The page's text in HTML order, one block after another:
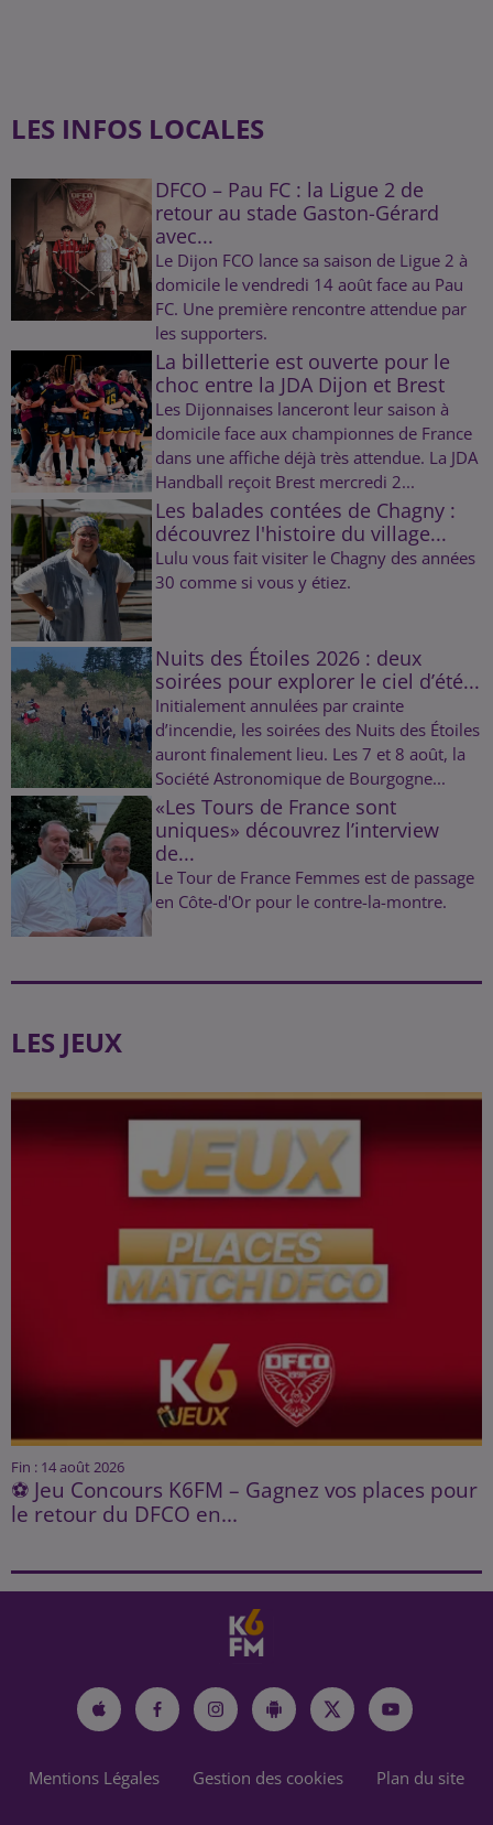
LES INFOS LOCALES
DFCO – Pau FC : la Ligue 2 de
retour au stade Gaston-Gérard
avec...
Le Dijon FCO lance sa saison de Ligue 2 à
domicile le vendredi 14 août face au Pau
FC. Une première rencontre attendue par
les supporters.
La billetterie est ouverte pour le
choc entre la JDA Dijon et Brest
Les Dijonnaises lanceront leur saison à
domicile face aux championnes de France
dans une affiche déjà très attendue. La JDA
Handball reçoit Brest mercredi 2...
Les balades contées de Chagny :
découvrez l'histoire du village...
Lulu vous fait visiter le Chagny des années
30 comme si vous y étiez.
Nuits des Étoiles 2026 : deux
soirées pour explorer le ciel d’été...
Initialement annulées par crainte
d’incendie, les soirées des Nuits des Étoiles
auront finalement lieu. Les 7 et 8 août, la
Société Astronomique de Bourgogne...
«Les Tours de France sont
uniques» découvrez l’interview
de...
Le Tour de France Femmes est de passage
en Côte-d'Or pour le contre-la-montre.
LES JEUX
Fin : 14 août 2026
⚽ Jeu Concours K6FM – Gagnez vos places pour
le retour du DFCO en...
Mentions Légales Gestion des cookies Plan du site